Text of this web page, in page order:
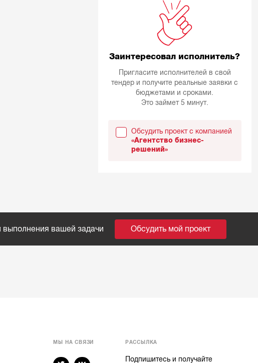
Заинтересовал исполнитель?
Пригласите исполнителей в свой
тендер и получите реальные заявки с
бюджетами и сроками.
Это займет 5 минут.
Обсудить проект с компанией
«Агентство бизнес-
решений»
выполнения вашей задачи Обсудить мой проект
МЫ НА СВЯЗИ РАССЫЛКА
Подпишитесь и получайте